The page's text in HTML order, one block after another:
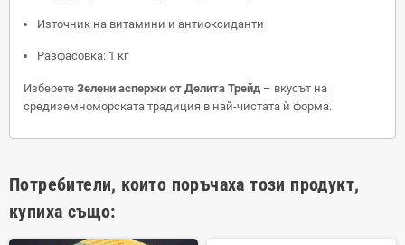
Източник на витамини и антиоксиданти
Разфасовка: 1 кг
Изберете Зелени аспержи от Делита Трейд – вкусът на
средиземноморската традиция в най-чистата ѝ форма.
Потребители, които поръчаха този продукт,
купиха също: